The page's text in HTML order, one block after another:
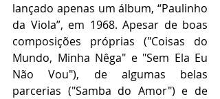
lançado apenas um álbum, “Paulinho
da Viola”, em 1968. Apesar de boas
composições próprias ("Coisas do
Mundo, Minha Nêga" e "Sem Ela Eu
Não Vou"), de algumas belas
parcerias ("Samba do Amor") e de